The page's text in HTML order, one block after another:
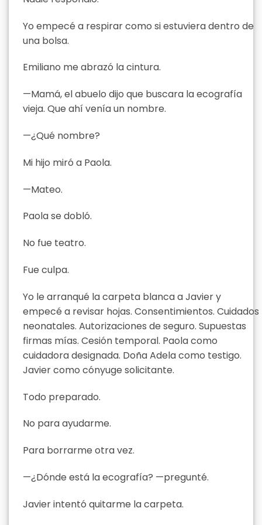
Yo empecé a respirar como si estuviera dentro de
una bolsa.
Emiliano me abrazó la cintura.
—Mamá, el abuelo dijo que buscara la ecografía
vieja. Que ahí venía un nombre.
—¿Qué nombre?
Mi hijo miró a Paola.
—Mateo.
Paola se dobló.
No fue teatro.
Fue culpa.
Yo le arranqué la carpeta blanca a Javier y
empecé a revisar hojas. Consentimientos. Cuidados
neonatales. Autorizaciones de seguro. Supuestas
firmas mías. Cesión temporal. Paola como
cuidadora designada. Doña Adela como testigo.
Javier como cónyuge solicitante.
Todo preparado.
No para ayudarme.
Para borrarme otra vez.
—¿Dónde está la ecografía? —pregunté.
Javier intentó quitarme la carpeta.